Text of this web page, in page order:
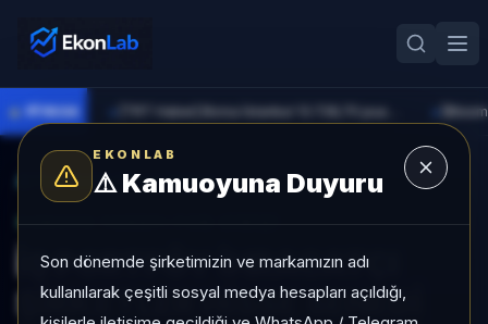
EKONLAB
⚠️Kamuoyuna Duyuru
Son dönemde şirketimizin ve markamızın adı
kullanılarak çeşitli sosyal medya hesapları açıldığı,
● PİYASA
AI Fon Radar Hisse Yoğun
SUNUCU TARAFI FON GIRIŞI
İŞ PORTFÖY İHRACATÇI
ŞİRKETLER HİSSE SENEDİ